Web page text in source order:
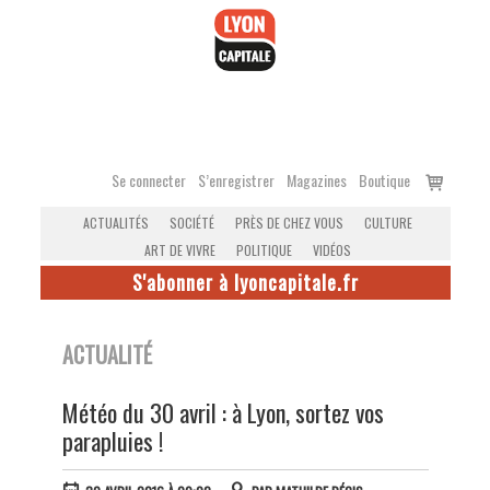
Se connecter S’enregistrer Magazines Boutique
Voir
ACTUALITÉS SOCIÉTÉ PRÈS DE CHEZ VOUS
CULTURE
ART DE VIVRE
POLITIQUE VIDÉOS
S'abonner à lyoncapitale.fr
ACTUALITÉ
Météo du 30 avril : à Lyon, sortez vos
parapluies !